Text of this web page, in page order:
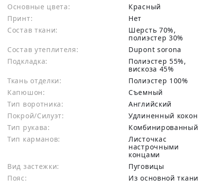
Основные цвета:
красный
Принт:
Нет
Состав ткани:
шерсть 70%,
полиэстер 30%
Состав утеплителя:
Dupont sorona
Подкладка:
Полиэстер 55%,
вискоза 45%
Ткань отделки:
Полиэстер 100%
Капюшон:
Съемный
Тип воротника:
Английский
Покрой/Силуэт:
Удлиненный кокон
Тип рукава:
Комбинированный
Тип карманов:
Листочкас
настрочными
концами
Вид застежки:
Пуговицы
Пояс:
Из основной ткани